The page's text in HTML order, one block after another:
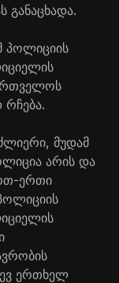
განაცხადა.
პოლიციის
მუდამ
არის და
ერთი
ერთხელ